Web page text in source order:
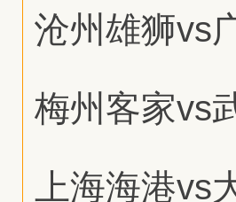
沧州雄狮vs
梅州客家vs
上海海港vs